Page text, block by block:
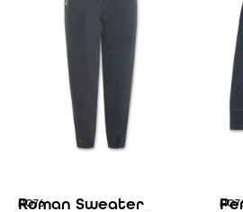
AO76
Roman Sweater